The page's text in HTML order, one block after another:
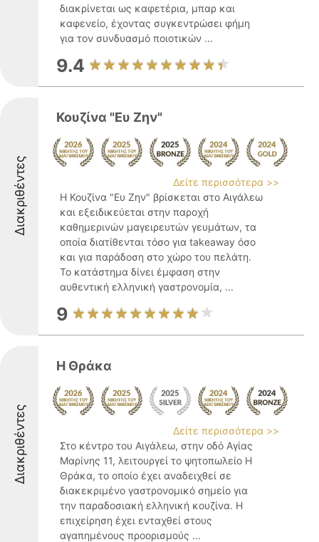
διακρίνεται ως καφετέρια, μπαρ και
καφενείο, έχοντας συγκεντρώσει φήμη
για τον συνδυασμό ποιοτικών ...
9.4
Διακριθέντες
Κουζίνα "Ευ Ζην"
Δείτε περισσότερα >>
Η Κουζίνα "Ευ Ζην" βρίσκεται στο Αιγάλεω
και εξειδικεύεται στην παροχή
καθημερινών μαγειρευτών γευμάτων, τα
οποία διατίθενται τόσο για takeaway όσο
και για παράδοση στο χώρο του πελάτη.
Το κατάστημα δίνει έμφαση στην
αυθεντική ελληνική γαστρονομία, ...
9
Διακριθέντες
Η Θράκα
Δείτε περισσότερα >>
Στο κέντρο του Αιγάλεω, στην οδό Αγίας
Μαρίνης 11, λειτουργεί το ψητοπωλείο Η
Θράκα, το οποίο έχει αναδειχθεί σε
διακεκριμένο γαστρονομικό σημείο για
την παραδοσιακή ελληνική κουζίνα. Η
επιχείρηση έχει ενταχθεί στους
αγαπημένους προορισμούς ...